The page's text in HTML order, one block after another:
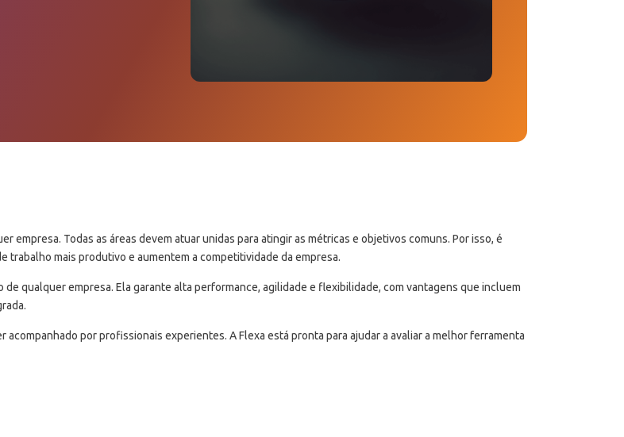
empresa. Todas as áreas devem atuar unidas para atingir as métricas e objetivos comuns. Por isso, é
mais produtivo e aumentem a competitividade da empresa.
qualquer empresa. Ela garante alta performance, agilidade e flexibilidade, com vantagens que incluem
por profissionais experientes. A Flexa está pronta para ajudar a avaliar a melhor ferramenta